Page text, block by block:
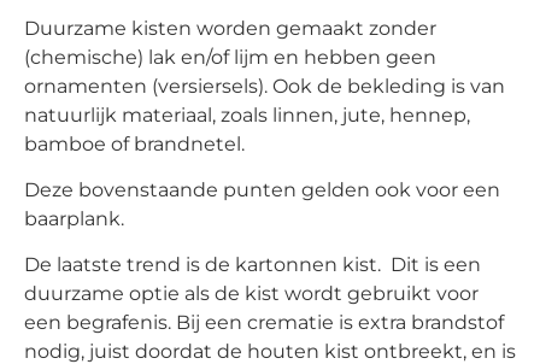
Duurzame kisten worden gemaakt zonder
(chemische) lak en/of lijm en hebben geen
ornamenten (versiersels). Ook de bekleding is van
natuurlijk materiaal, zoals linnen, jute, hennep,
bamboe of brandnetel.
Deze bovenstaande punten gelden ook voor een
baarplank.
De laatste trend is de kartonnen kist. Dit is een
duurzame optie als de kist wordt gebruikt voor
een begrafenis. Bij een crematie is extra brandstof
nodig, juist doordat de houten kist ontbreekt, en is